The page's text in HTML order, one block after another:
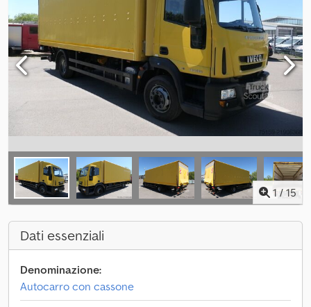
1 / 15
Dati essenziali
Denominazione:
Autocarro con cassone